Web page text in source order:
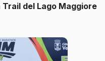
Trail del Lago Maggiore